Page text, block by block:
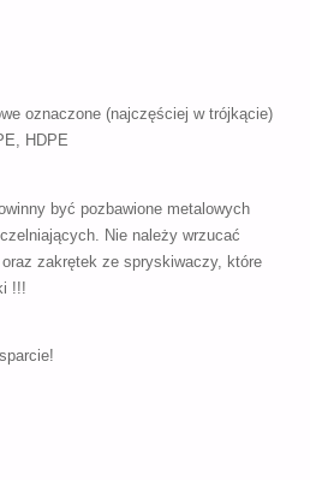
oznaczone (najczęściej w trójkącie)
HDPE
być pozbawione metalowych
Nie należy wrzucać
zakrętek ze spryskiwaczy, które
!!!